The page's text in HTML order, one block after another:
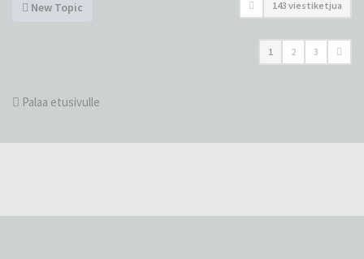
New Topic 143 viestiketjua
1 2 3
Palaa etusivulle